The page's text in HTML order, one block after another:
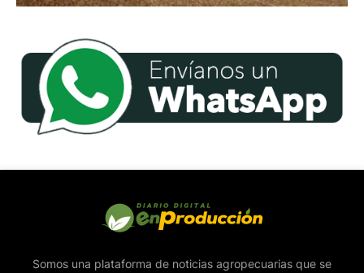
Somos una plataforma de noticias agropecuarias que se